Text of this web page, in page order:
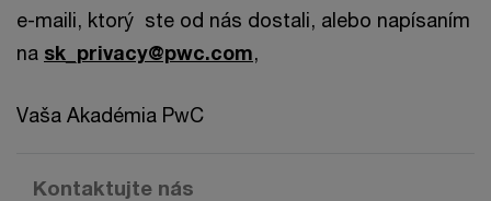
e-maili, ktorý ste od nás dostali, alebo napísaním
na sk_privacy@pwc.com,
Vaša Akadémia PwC
Kontaktujte nás